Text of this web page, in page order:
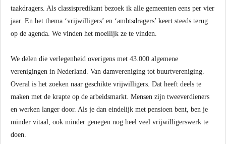
taakdragers. Als classispredikant bezoek ik alle gemeenten eens per vier
jaar. En het thema ‘vrijwilligers’ en ‘ambtsdragers’ keert steeds terug
op de agenda. We vinden het moeilijk ze te vinden.
We delen die verlegenheid overigens met 43.000 algemene
verenigingen in Nederland. Van damvereniging tot buurtvereniging.
Overal is het zoeken naar geschikte vrijwilligers. Dat heeft deels te
maken met de krapte op de arbeidsmarkt. Mensen zijn tweeverdieners
en werken langer door. Als je dan eindelijk met pensioen bent, ben je
minder vitaal, ook minder genegen nog heel veel vrijwilligerswerk te
doen.